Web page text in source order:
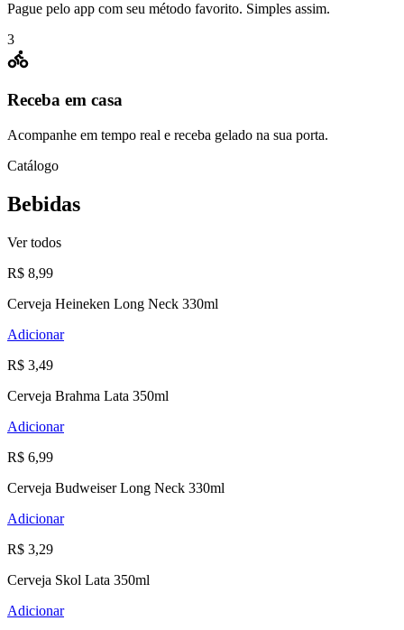
Pague pelo app com seu método favorito. Simples assim.
3
Receba em casa
Acompanhe em tempo real e receba gelado na sua porta.
Catálogo
Bebidas
Ver todos
R$ 8,99
Cerveja Heineken Long Neck 330ml
Adicionar
R$ 3,49
Cerveja Brahma Lata 350ml
Adicionar
R$ 6,99
Cerveja Budweiser Long Neck 330ml
Adicionar
R$ 3,29
Cerveja Skol Lata 350ml
Adicionar